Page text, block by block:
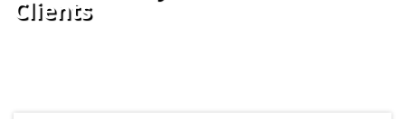
Clients